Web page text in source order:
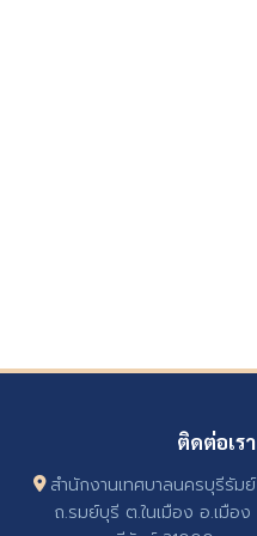
ติดต่อเรา
สำนักงานเทศบาลนครบุรีรัมย์
ถ.รมย์บุรี ต.ในเมือง อ.เมือง